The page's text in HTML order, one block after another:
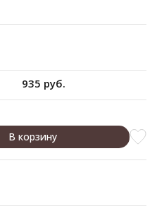
935 руб.
В корзину